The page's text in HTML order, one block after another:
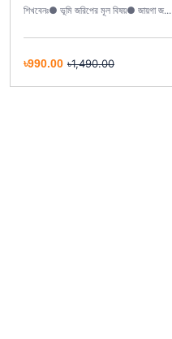
শিখবেনঃ● ভূমি জরিপের মূল বিষয়● জায়গা জ...
৳990.00 ৳1,490.00